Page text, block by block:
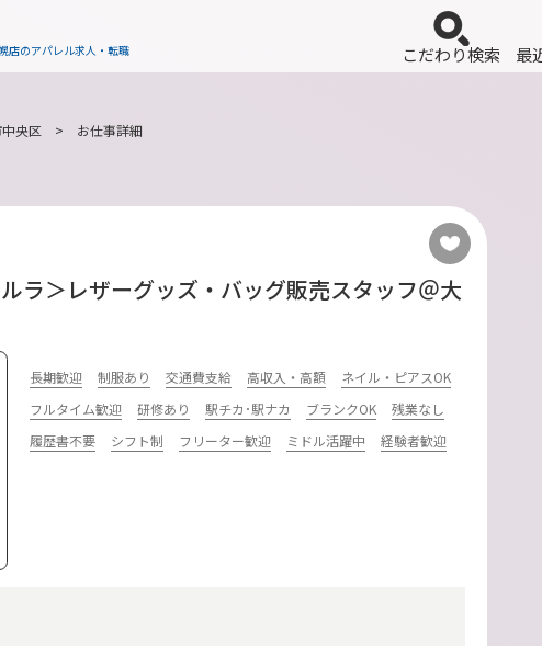
店のアパレル求人・転職 こだわり検索 最
央区 > お仕事詳細
ラ＞レザーグッズ・バッグ販売スタッフ＠大
長期歓迎 制服あり 交通費支給 高収入・高額
ネイル・ピアスOK
フルタイム歓迎
研修あり 駅チカ･駅ナカ ブランクOK
残業なし
履歴書不要
シフト制 フリーター歓迎 ミドル活躍中 経験者歓迎